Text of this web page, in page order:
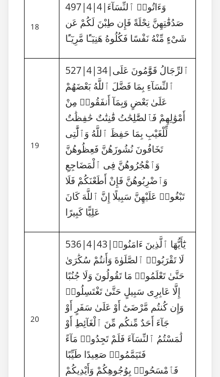
18
497|4|4|وَءَاتُوا۟ ٱلنِّسَآءَ
صَدُقَٰتِهِنَّ نِحْلَةً فَإِن طِبْنَ لَكُمْ عَن
شَىْءٍ مِّنْهُ نَفْسًا فَكُلُوهُ هَنِيٓـًٔا مَّرِيٓـًٔا
19
527|4|34|ٱلرِّجَالُ قَوَّٰمُونَ عَلَى
ٱلنِّسَآءِ بِمَا فَضَّلَ ٱللَّهُ بَعْضَهُمْ
عَلَىٰ بَعْضٍ وَبِمَآ أَنفَقُوا۟ مِنْ
أَمْوَٰلِهِمْ فَٱلصَّٰلِحَٰتُ قَٰنِتَٰتٌ حَٰفِظَٰتٌ
لِّلْغَيْبِ بِمَا حَفِظَ ٱللَّهُ وَٱلَّٰتِى
تَخَافُونَ نُشُوزَهُنَّ فَعِظُوهُنَّ
وَٱهْجُرُوهُنَّ فِى ٱلْمَضَاجِعِ
وَٱضْرِبُوهُنَّ فَإِنْ أَطَعْنَكُمْ فَلَا
تَبْغُوا۟ عَلَيْهِنَّ سَبِيلًا إِنَّ ٱللَّهَ كَانَ
عَلِيًّا كَبِيرًا
20
536|4|43|يَٰٓأَيُّهَا ٱلَّذِينَ ءَامَنُوا۟
لَا تَقْرَبُوا۟ ٱلصَّلَوٰةَ وَأَنتُمْ سُكَٰرَىٰ
حَتَّىٰ تَعْلَمُوا۟ مَا تَقُولُونَ وَلَا جُنُبًا
إِلَّا عَابِرِى سَبِيلٍ حَتَّىٰ تَغْتَسِلُوا۟
وَإِن كُنتُم مَّرْضَىٰٓ أَوْ عَلَىٰ سَفَرٍ أَوْ
جَآءَ أَحَدٌ مِّنكُم مِّنَ ٱلْغَآئِطِ أَوْ
لَٰمَسْتُمُ ٱلنِّسَآءَ فَلَمْ تَجِدُوا۟ مَآءً
فَتَيَمَّمُوا۟ صَعِيدًا طَيِّبًا
فَٱمْسَحُوا۟ بِوُجُوهِكُمْ وَأَيْدِيكُمْ